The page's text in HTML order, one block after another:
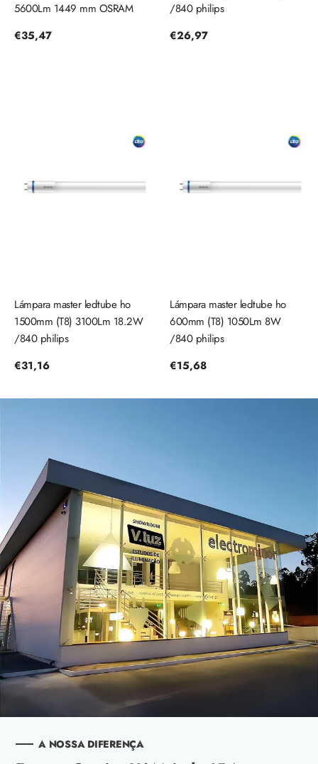
5600Lm 1449 mm OSRAM
Precio
€35,47
/840 philips
Precio
€26,97
Lámpara master ledtube ho
1500mm (T8) 3100Lm 18.2W
/840 philips
Precio
€31,16
Lámpara master ledtube ho
600mm (T8) 1050Lm 8W
/840 philips
Precio
€15,68
A NOSSA DIFERENÇA